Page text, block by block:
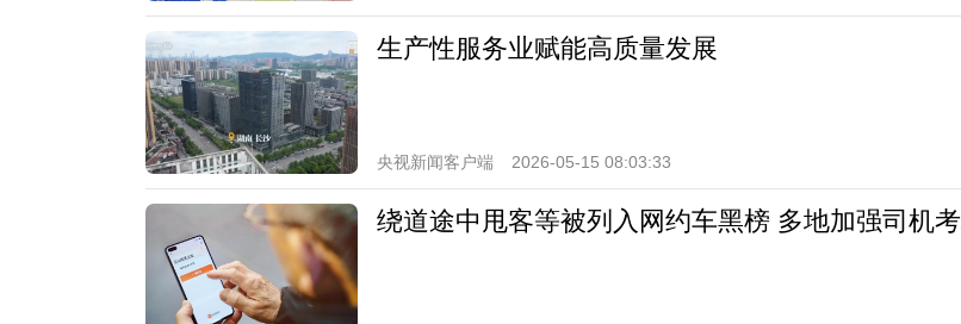
生产性服务业赋能高质量发展
央视新闻客户端 2026-05-15 08:03:33
绕道途中甩客等被列入网约车黑榜 多地加强司机